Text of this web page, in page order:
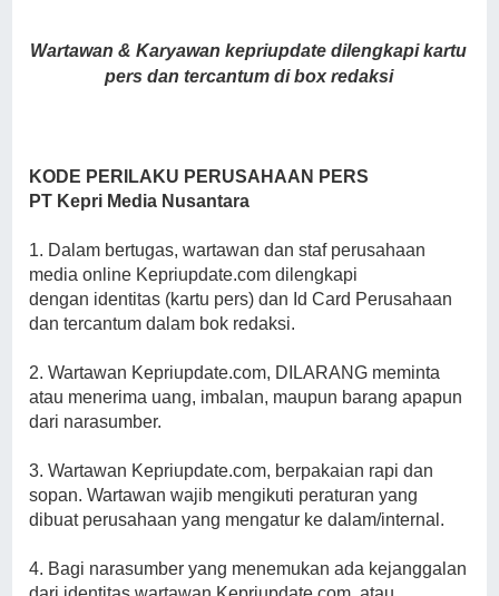
Wartawan & Karyawan kepriupdate dilengkapi kartu
pers dan tercantum di box redaksi
KODE PERILAKU PERUSAHAAN PERS
PT Kepri Media Nusantara
1. Dalam bertugas, wartawan dan staf perusahaan
media online Kepriupdate.com dilengkapi
dengan identitas (kartu pers) dan Id Card Perusahaan
dan tercantum dalam bok redaksi.
2. Wartawan Kepriupdate.com, DILARANG meminta
atau menerima uang, imbalan, maupun barang apapun
dari narasumber.
3. Wartawan Kepriupdate.com, berpakaian rapi dan
sopan. Wartawan wajib mengikuti peraturan yang
dibuat perusahaan yang mengatur ke dalam/internal.
4. Bagi narasumber yang menemukan ada kejanggalan